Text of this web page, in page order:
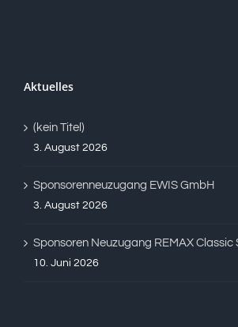
Aktuelles
(kein Titel)
3. August 2026
Sponsorenneuzugang EWIS GmbH
3. August 2026
Sponsoren Neuzugang REMAX
10. Juni 2026